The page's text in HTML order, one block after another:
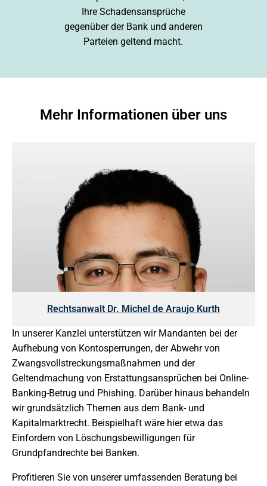
Ihre Schadensansprüche
gegenüber der Bank und anderen
Parteien geltend macht.
Mehr Informationen über uns
Rechtsanwalt Dr. Michel de Araujo Kurth
In unserer Kanzlei unterstützen wir Mandanten bei der
Aufhebung von Kontosperrungen, der Abwehr von
Zwangsvollstreckungsmaßnahmen und der
Geltendmachung von Erstattungsansprüchen bei Online-
Banking-Betrug und Phishing. Darüber hinaus behandeln
wir grundsätzlich Themen aus dem Bank- und
Kapitalmarktrecht. Beispielhaft wäre hier etwa das
Einfordern von Löschungsbewilligungen für
Grundpfandrechte bei Banken.
Profitieren Sie von unserer umfassenden Beratung bei